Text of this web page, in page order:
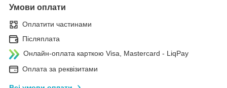
Умови оплати
Оплатити частинами
Післяплата
Онлайн-оплата карткою Visa, Mastercard - LiqPay
Оплата за реквізитами